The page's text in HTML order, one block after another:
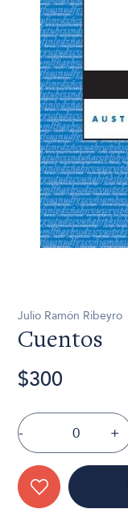
Julio Ramón Ribeyro
Cuentos
$300
- +